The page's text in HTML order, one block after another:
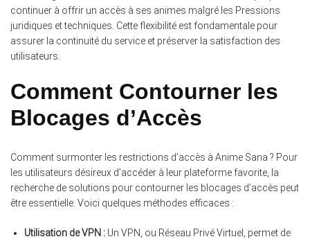
continuer à offrir un accès à ses animes malgré les Pressions
juridiques et techniques. Cette flexibilité est fondamentale pour
assurer la continuité du service et préserver la satisfaction des
utilisateurs.
Comment Contourner les
Blocages d’Accès
Comment surmonter les restrictions d’accès à Anime Sana ? Pour
les utilisateurs désireux d’accéder à leur plateforme favorite, la
recherche de solutions pour contourner les blocages d’accès peut
être essentielle. Voici quelques méthodes efficaces :
Utilisation de VPN : Un VPN, ou Réseau Privé Virtuel, permet de